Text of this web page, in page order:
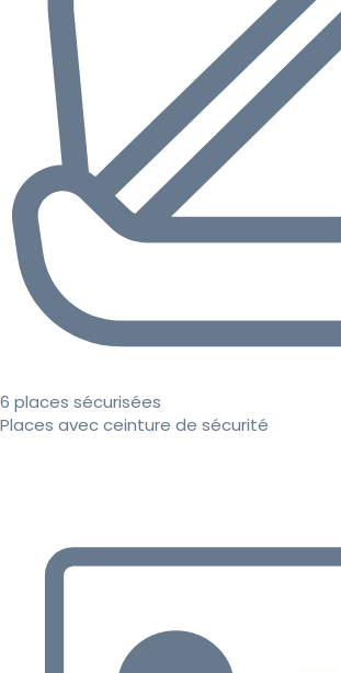
6 places sécurisées
Places avec ceinture de sécurité